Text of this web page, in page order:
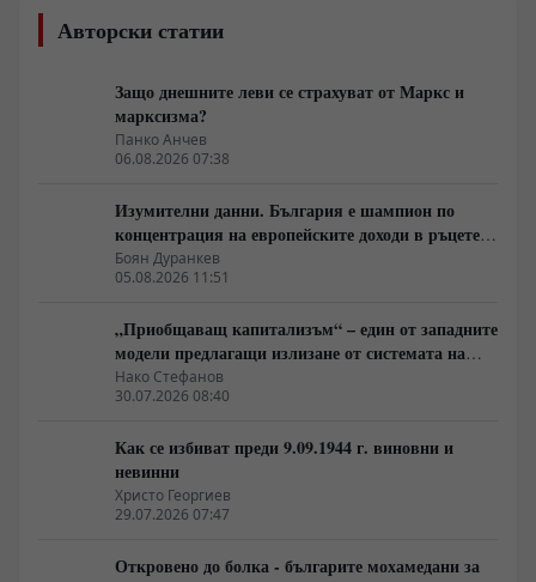
Авторски статии
Защо днешните леви се страхуват от Маркс и
марксизма?
Панко Анчев
06.08.2026 07:38
Изумителни данни. България е шампион по
концентрация на европейските доходи в ръцете
на най-богатия 1%, надминава и САЩ
Боян Дуранкев
05.08.2026 11:51
„Приобщаващ капитализъм“ – един от западните
модели предлагащи излизане от системата на
неолиберализма
Нако Стефанов
30.07.2026 08:40
Как се избиват преди 9.09.1944 г. виновни и
невинни
Христо Георгиев
29.07.2026 07:47
Откровено до болка - българите мохамедани за